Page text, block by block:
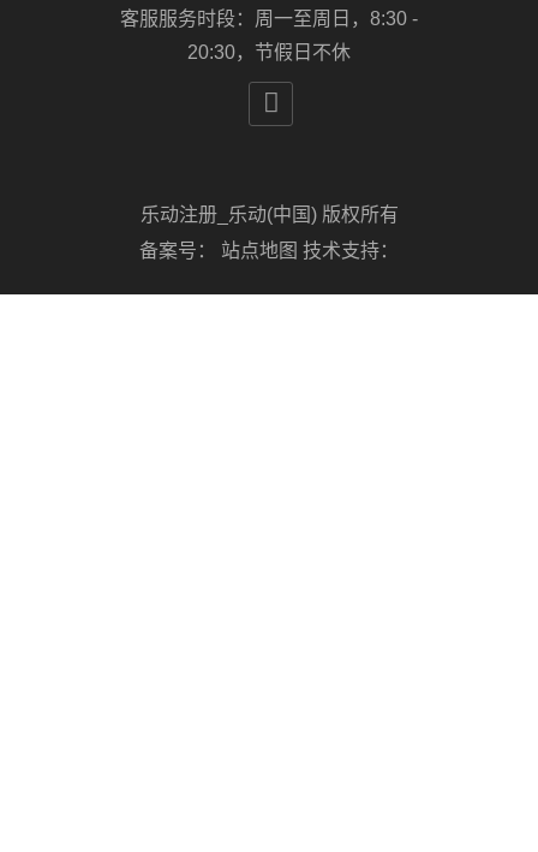
客服服务时段：周一至周日，8:30 -
20:30，节假日不休

乐动注册_乐动(中国) 版权所有
备案号： 站点地图 技术支持：